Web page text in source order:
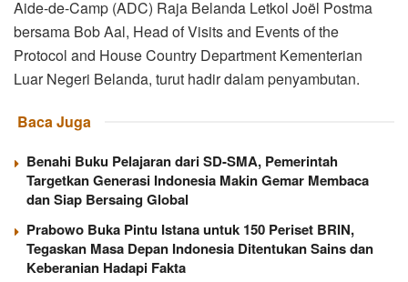
Aide-de-Camp (ADC) Raja Belanda Letkol Joël Postma
bersama Bob Aal, Head of Visits and Events of the
Protocol and House Country Department Kementerian
Luar Negeri Belanda, turut hadir dalam penyambutan.
Baca Juga
Benahi Buku Pelajaran dari SD-SMA, Pemerintah
Targetkan Generasi Indonesia Makin Gemar Membaca
dan Siap Bersaing Global
Prabowo Buka Pintu Istana untuk 150 Periset BRIN,
Tegaskan Masa Depan Indonesia Ditentukan Sains dan
Keberanian Hadapi Fakta